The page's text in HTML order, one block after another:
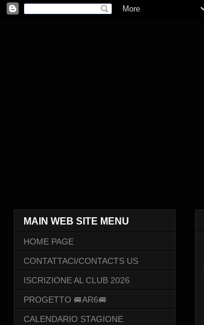
MAIN WEB SITE MENU
HOME PAGE
CONTATTACI/CONTACTS US
ISCRIZIONE AL CLUB 2026
PROGETTO 🚐AR6🚐
CALENDARIO STAGIONE